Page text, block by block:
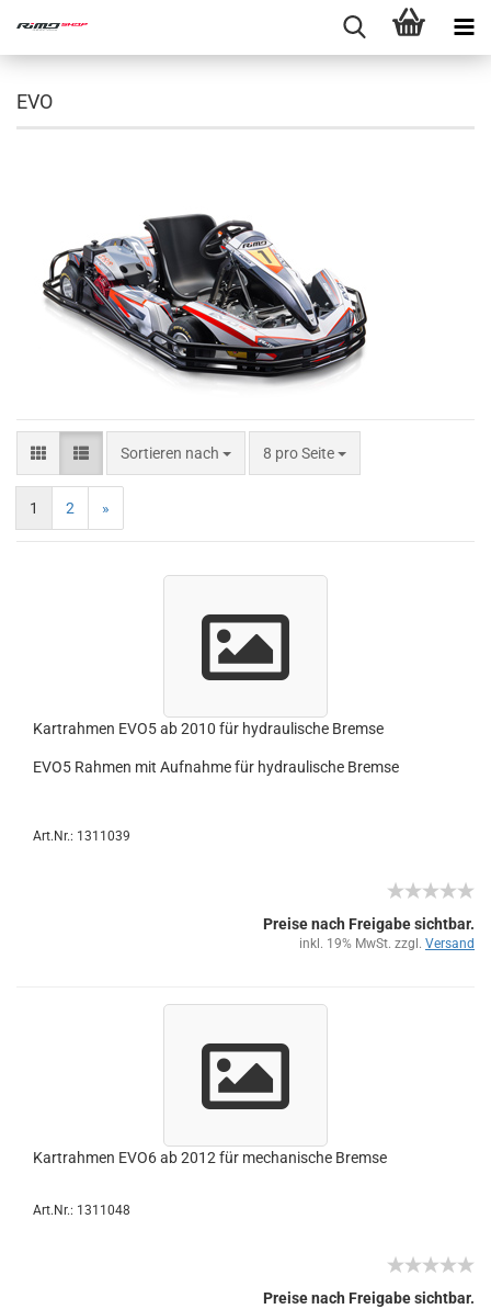
EVO
Sortieren nach 8 pro Seite
1 2 »
Kart­rah­men EVO5 ab 2010 für hy­drau­li­sche Brem­se
EVO5 Rah­men mit Auf­nah­me für hy­drau­li­sche Brem­se
Art.Nr.: 1311039
Preise nach Freigabe sichtbar.
inkl. 19% MwSt. zzgl. Versand
Kart­rah­men EVO6 ab 2012 für me­cha­ni­sche Brem­se
Art.Nr.: 1311048
Preise nach Freigabe sichtbar.